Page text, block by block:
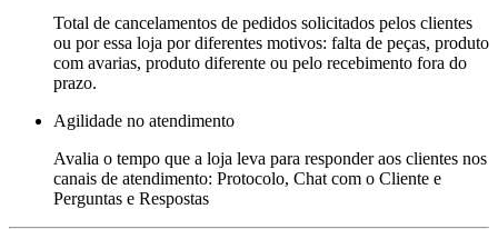
Total de cancelamentos de pedidos solicitados pelos clientes
ou por essa loja por diferentes motivos: falta de peças, produto
com avarias, produto diferente ou pelo recebimento fora do
prazo.
Agilidade no atendimento
Avalia o tempo que a loja leva para responder aos clientes nos
canais de atendimento: Protocolo, Chat com o Cliente e
Perguntas e Respostas